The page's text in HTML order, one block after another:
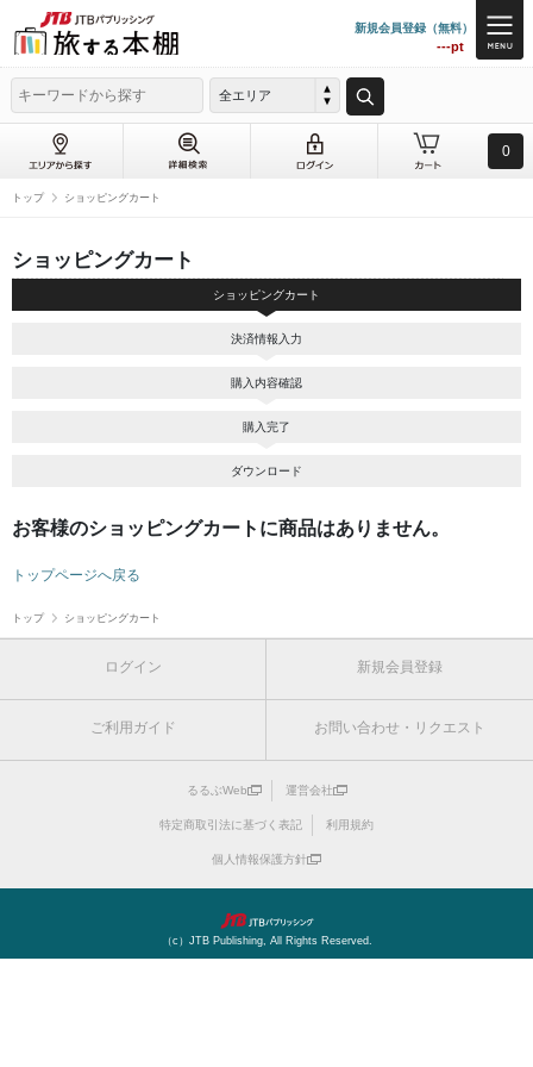
新規会員登録（無料）
---pt
全エリア
0
トップ ショッピングカート
ショッピングカート
ショッピングカート
決済情報入力
購入内容確認
購入完了
ダウンロード
お客様のショッピングカートに商品はありません。
トップページへ戻る
トップ ショッピングカート
ログイン 新規会員登録
ご利用ガイド お問い合わせ・リクエスト
るるぶWeb 運営会社
特定商取引法に基づく表記 利用規約
個人情報保護方針
（c）JTB Publishing, All Rights Reserved.